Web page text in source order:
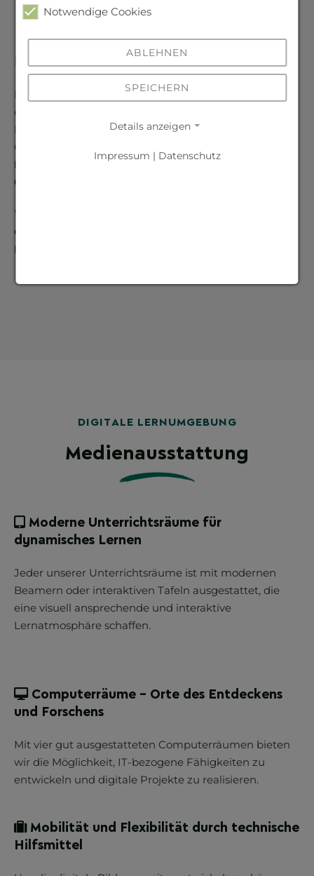
Förderer
Die Einrichtung unserer Maker Spaces wurde
ermöglicht durch eine Förderung in Höhe von 10.000
Euro durch die InitiativeZukunft mitgemacht
Gemeinschaftsaktion des
Kinderhilfswerks e.V., ROSSMANN
Gamble
Weitere Unterstützung kam vom
des Gymnasiums zu Schneeberg e.V.
Hetzner Online GmbH
DIGITALE LERNUMGEBUNG
Medienausstattung
Moderne Unterrichtsräume für
dynamisches Lernen
Jeder unserer Unterrichtsräume ist mit modernen
Beamern oder interaktiven Tafeln ausgestattet, die
eine visuell ansprechende und interaktive
Lernatmosphäre schaffen.
Computerräume – Orte des Entdeckens
und Forschens
Mit vier gut ausgestatteten Computerräumen bieten
wir die Möglichkeit, IT-bezogene Fähigkeiten zu
entwickeln und digitale Projekte zu realisieren.
Mobilität und Flexibilität durch technische
Hilfsmittel
Notwendige Cookies
ABLEHNEN
SPEICHERN
Details anzeigen
Impressum | Datenschutz